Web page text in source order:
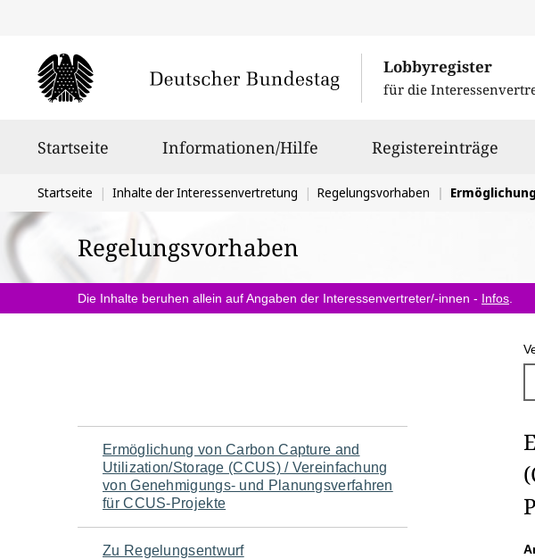
Lobbyregister
für die
Startseite Informationen/Hilfe Registereinträge
Sie
befinden
sich
hier:
Startseite Inhalte der Interessenvertretung Regelungsvorhaben Ermöglichung von Carbon Capture and
Regelungsvorhaben
Die Inhalte beruhen allein auf Angaben der Interessenvertreter/-innen - Infos
Navigation
für
den
Ermöglichung von Carbon Capture and
Utilization/Storage (CCUS) / Vereinfachung
von Genehmigungs- und Planungsverfahren
für CCUS-Projekte
Zu Regelungsentwurf